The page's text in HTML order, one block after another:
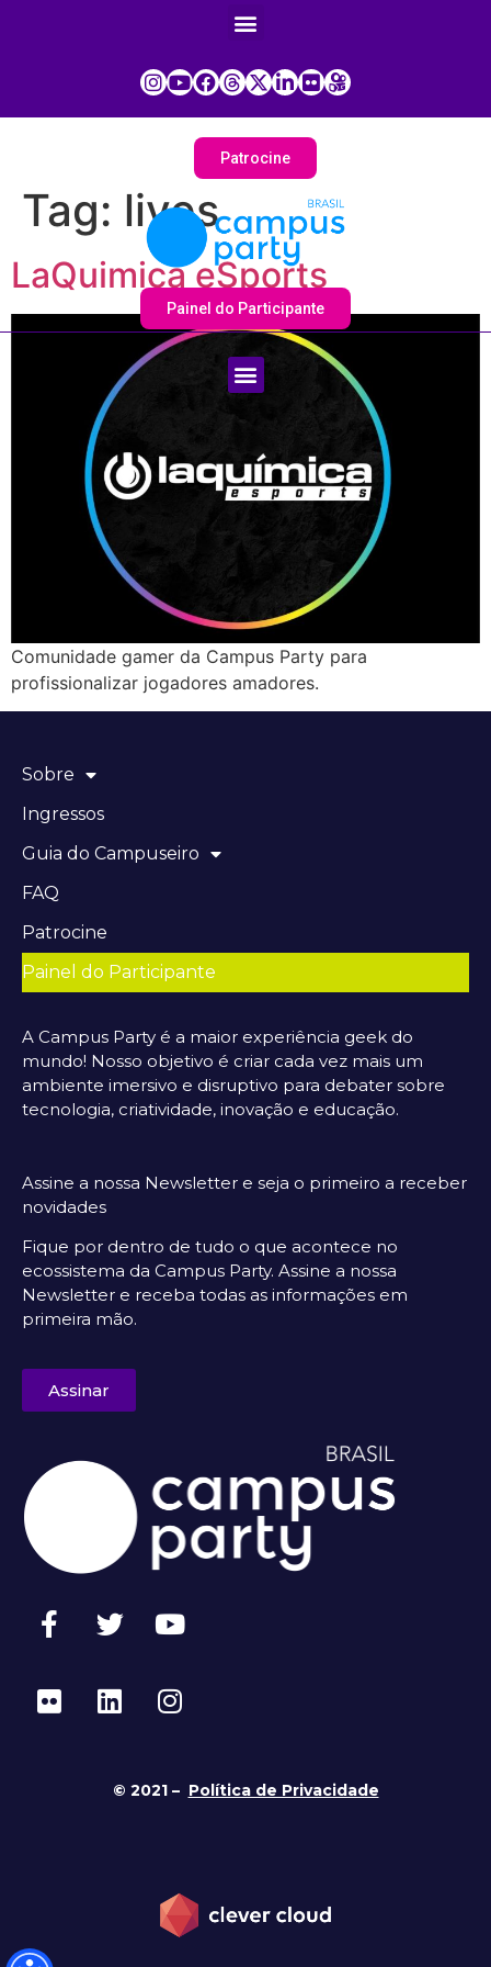
Patrocine
Painel do Participante
Tag: lives
LaQuimica eSports
Comunidade gamer da Campus Party para
profissionalizar jogadores amadores.
Sobre
Ingressos
Guia do Campuseiro
FAQ
Patrocine
Painel do Participante
A Campus Party é a maior experiência geek do
mundo! Nosso objetivo é criar cada vez mais um
ambiente imersivo e disruptivo para debater sobre
tecnologia, criatividade, inovação e educação.
Assine a nossa Newsletter e seja o primeiro a receber
novidades
Fique por dentro de tudo o que acontece no
ecossistema da Campus Party. Assine a nossa
Newsletter e receba todas as informações em
primeira mão.
Assinar
© 2021 – Política de Privacidade